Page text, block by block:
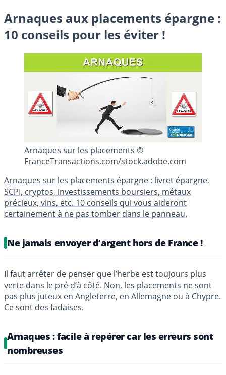
Arnaques aux placements épargne :
10 conseils pour les éviter !
Arnaques sur les placements ©
FranceTransactions.com/stock.adobe.com
Arnaques sur les placements épargne : livret épargne,
SCPI, cryptos, investissements boursiers, métaux
précieux, vins, etc. 10 conseils qui vous aideront
certainement à ne pas tomber dans le panneau.
Ne jamais envoyer d’argent hors de France !
Il faut arrêter de penser que l’herbe est toujours plus
verte dans le pré d’à côté. Non, les placements ne sont
pas plus juteux en Angleterre, en Allemagne ou à Chypre.
Ce sont des fadaises.
Arnaques : facile à repérer car les erreurs sont
nombreuses